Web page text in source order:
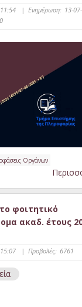
| Ενημέρωση: 13-
Οργάνων
φοιτητικό
ακαδ. έτους
| Προβολές: 6761